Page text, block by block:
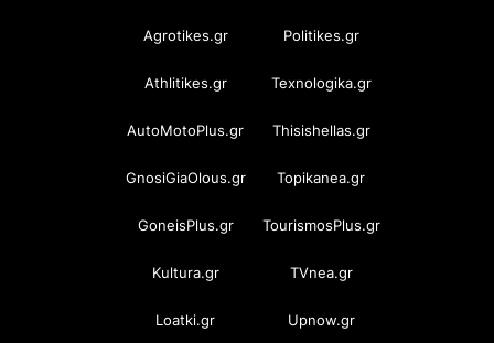
Agrotikes.gr Politikes.gr
Athlitikes.gr Texnologika.gr
AutoMotoPlus.gr Thisishellas.gr
GnosiGiaOlous.gr Topikanea.gr
GoneisPlus.gr TourismosPlus.gr
Kultura.gr TVnea.gr
Loatki.gr Upnow.gr